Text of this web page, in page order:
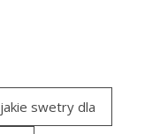
jakie swetry dla